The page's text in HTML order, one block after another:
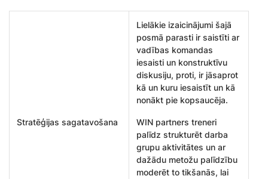
Stratēģijas sagatavošana
Lielākie izaicinājumi šajā
posmā parasti ir saistīti ar
vadības komandas
iesaisti un konstruktīvu
diskusiju, proti, ir jāsaprot
kā un kuru iesaistīt un kā
nonākt pie kopsaucēja.
WIN partners treneri
palīdz strukturēt darba
grupu aktivitātes un ar
dažādu metožu palīdzību
moderēt to tikšanās, lai